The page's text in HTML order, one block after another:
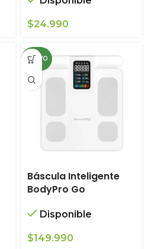
$24.990
NUEVO
Báscula Inteligente
BodyPro Go
Disponible
$149.990